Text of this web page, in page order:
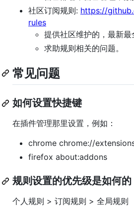
社区订阅规则: https://
rules
提供社区维护的，最新最
求助规则相关的问题。
常见问题
如何设置快捷键
在插件管理那里设置，例如：
chrome chrome://
firefox about:addons
规则设置的优先级是如何的
个人规则 > 订阅规则 > 全局规则